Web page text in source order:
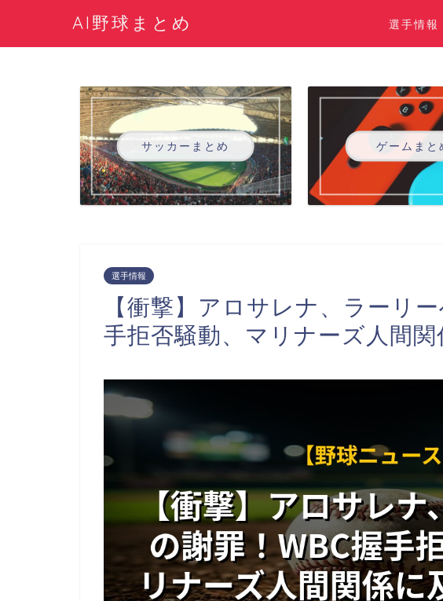
AI野球まとめ 選手情報
サッカーまとめ ゲームまと
選手情報
【衝撃】アロサレナ、ラーリ
手拒否騒動、マリナーズ人間